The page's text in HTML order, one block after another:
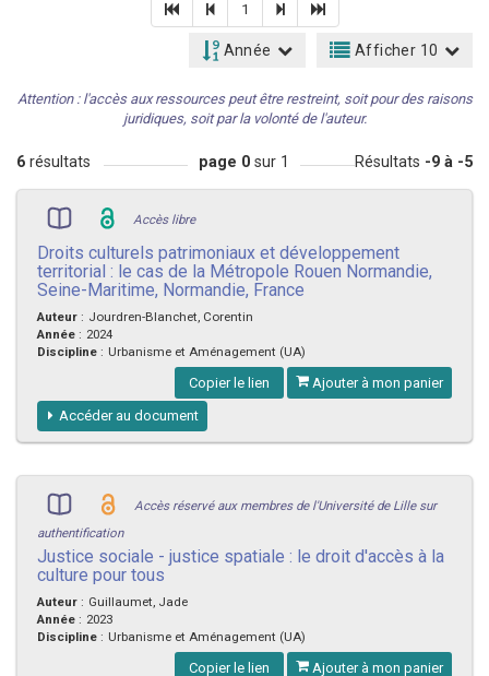
1
Année Afficher 10
Attention : l'accès aux ressources peut être restreint, soit pour des raisons
juridiques, soit par la volonté de l'auteur.
6 résultats page 0 sur 1 Résultats -9 à -5
Accès libre
Droits culturels patrimoniaux et développement
territorial : le cas de la Métropole Rouen Normandie,
Seine-Maritime, Normandie, France
Auteur : Jourdren-Blanchet, Corentin
Année : 2024
Discipline : Urbanisme et Aménagement (UA)
Copier le lien Ajouter à mon panier
Accéder au document
Accès réservé aux membres de l'Université de Lille sur
authentification
Justice sociale - justice spatiale : le droit d'accès à la
culture pour tous
Auteur : Guillaumet, Jade
Année : 2023
Discipline : Urbanisme et Aménagement (UA)
Copier le lien Ajouter à mon panier